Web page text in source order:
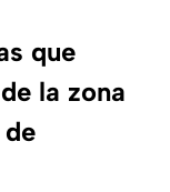
que
la zona